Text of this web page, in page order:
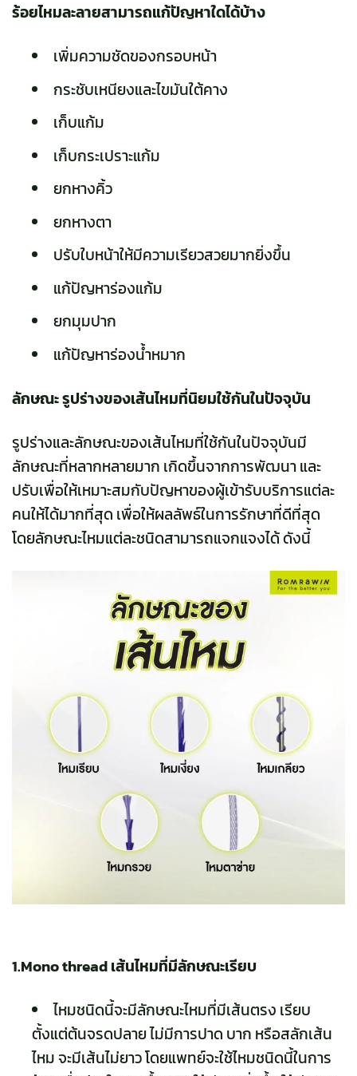
ร้อยไหมละลายสามารถแก้ปัญหาใดได้บ้าง
เพิ่มความชัดของกรอบหน้า
กระชับเหนียงและไขมันใต้คาง
เก็บแก้ม
เก็บกระเปราะแก้ม
ยกหางคิ้ว
ยกหางตา
ปรับใบหน้าให้มีความเรียวสวยมากยิ่งขึ้น
แก้ปัญหาร่องแก้ม
ยกมุมปาก
แก้ปัญหาร่องน้ำหมาก
ลักษณะ รูปร่างของเส้นไหมที่นิยมใช้กันในปัจจุบัน
รูปร่างและลักษณะของเส้นไหมที่ใช้กันในปัจจุบันมี
ลักษณะที่หลากหลายมาก เกิดขึ้นจากการพัฒนา และ
ปรับเพื่อให้เหมาะสมกับปัญหาของผู้เข้ารับบริการแต่ละ
คนให้ได้มากที่สุด เพื่อให้ผลลัพธ์ในการรักษาที่ดีที่สุด
โดยลักษณะไหมแต่ละชนิดสามารถแจกแจงได้ ดังนี้
1.Mono thread เส้นไหมที่มีลักษณะเรียบ
ไหมชนิดนี้จะมีลักษณะไหมที่มีเส้นตรง เรียบ
ตั้งแต่ต้นจรดปลาย ไม่มีการปาด บาก หรือสลักเส้น
ไหม จะมีเส้นไม่ยาว โดยแพทย์จะใช้ไหมชนิดนี้ในการ